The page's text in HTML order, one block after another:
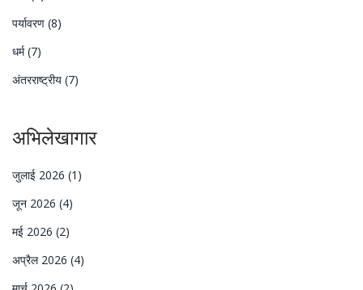
पर्यावरण (8)
धर्म(7)
अंतरराष्ट्रीय (7)
अभिलेखागार
जुलाई 2026 (1)
जून 2026 (4)
मई 2026 (2)
अप्रैल 2026 (4)